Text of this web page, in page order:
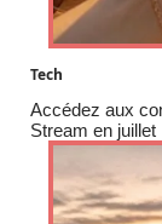
Tech
Accédez aux
Stream en juillet